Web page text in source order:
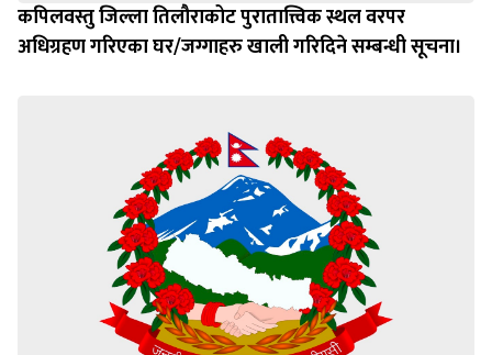
कपिलवस्तु जिल्ला तिलौराकोट पुरातात्त्विक स्थल वरपर
अधिग्रहण गरिएका घर/जग्गाहरु खाली गरिदिने सम्बन्धी सूचना।